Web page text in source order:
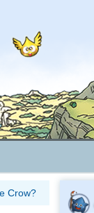
Crow?